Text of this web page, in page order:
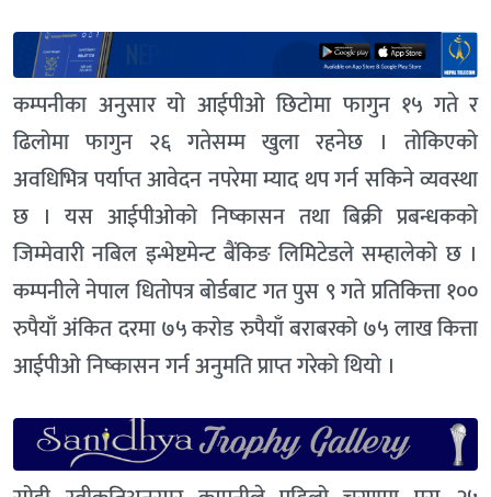
कम्पनीका अनुसार यो आईपीओ छिटोमा फागुन १५ गते र
ढिलोमा फागुन २६ गतेसम्म खुला रहनेछ । तोकिएको
अवधिभित्र पर्याप्त आवेदन नपरेमा म्याद थप गर्न सकिने व्यवस्था
छ । यस आईपीओको निष्कासन तथा बिक्री प्रबन्धकको
जिम्मेवारी नबिल इन्भेष्टमेन्ट बैंकिङ लिमिटेडले सम्हालेको छ ।
कम्पनीले नेपाल धितोपत्र बोर्डबाट गत पुस ९ गते प्रतिकित्ता १००
रुपैयाँ अंकित दरमा ७५ करोड रुपैयाँ बराबरको ७५ लाख कित्ता
आईपीओ निष्कासन गर्न अनुमति प्राप्त गरेको थियो ।